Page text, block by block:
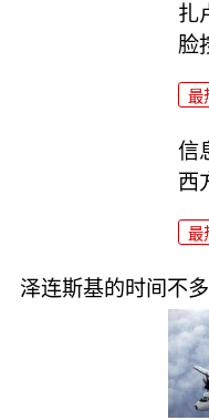
扎
脸
最
信
西
最
泽连斯基的时间不